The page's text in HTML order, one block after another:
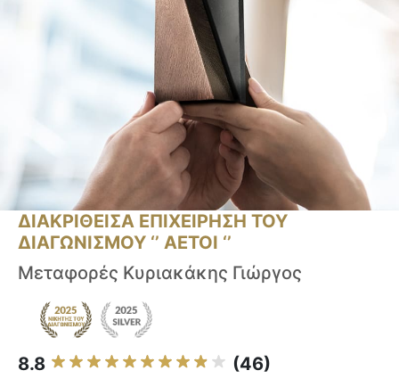
ΔΙΑΚΡΙΘΕΙΣΑ ΕΠΙΧΕΙΡΗΣΗ ΤΟΥ
ΔΙΑΓΩΝΙΣΜΟΥ ‘’ ΑΕΤΟΙ ‘’
Μεταφορές Κυριακάκης Γιώργος
8.8 (46)